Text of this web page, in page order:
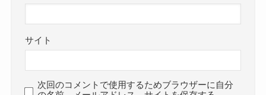
サイト
次回のコメントで使用するためブラウザーに自分